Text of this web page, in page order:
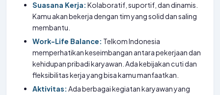
Suasana Kerja: Kolaboratif, suportif, dan dinamis.
Kamu akan bekerja dengan tim yang solid dan saling
membantu.
Work-Life Balance: Telkom Indonesia
memperhatikan keseimbangan antara pekerjaan dan
kehidupan pribadi karyawan. Ada kebijakan cuti dan
fleksibilitas kerja yang bisa kamu manfaatkan.
Aktivitas: Ada berbagai kegiatan karyawan yang